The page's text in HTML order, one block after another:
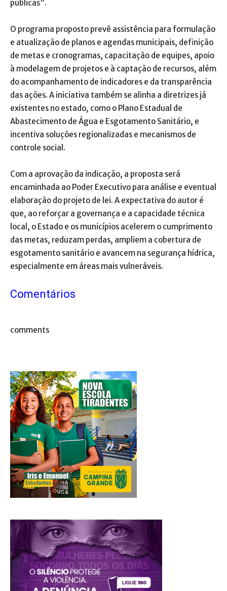
públicas”.
O programa proposto prevê assistência para formulação
e atualização de planos e agendas municipais, definição
de metas e cronogramas, capacitação de equipes, apoio
à modelagem de projetos e à captação de recursos, além
do acompanhamento de indicadores e da transparência
das ações. A iniciativa também se alinha a diretrizes já
existentes no estado, como o Plano Estadual de
Abastecimento de Água e Esgotamento Sanitário, e
incentiva soluções regionalizadas e mecanismos de
controle social.
Com a aprovação da indicação, a proposta será
encaminhada ao Poder Executivo para análise e eventual
elaboração do projeto de lei. A expectativa do autor é
que, ao reforçar a governança e a capacidade técnica
local, o Estado e os municípios acelerem o cumprimento
das metas, reduzam perdas, ampliem a cobertura de
esgotamento sanitário e avancem na segurança hídrica,
especialmente em áreas mais vulneráveis.
Comentários
comments